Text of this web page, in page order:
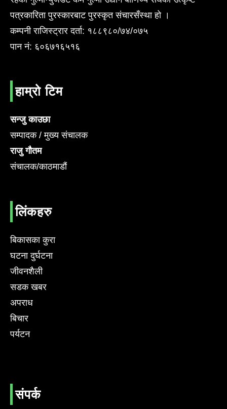
पत्रकारिता पुरस्कारबाट पुरस्कृत संचारसँस्था हो ।
कम्पनी राजिस्ट्रार दर्ता: १८८९८०/७४/०७५
पान नं: ६०६७१६५१६
हाम्रो टिम
सन्जु काउछा
सम्पादक / मुख्य संचालक
राजु गौतम
संचालक/काठमाडौं
लिंकहरु
बिकासका कुरा
घटना दुर्घटना
जीवनशैली
सडक खबर
अपराध
बिचार
पर्यटन
संपर्क